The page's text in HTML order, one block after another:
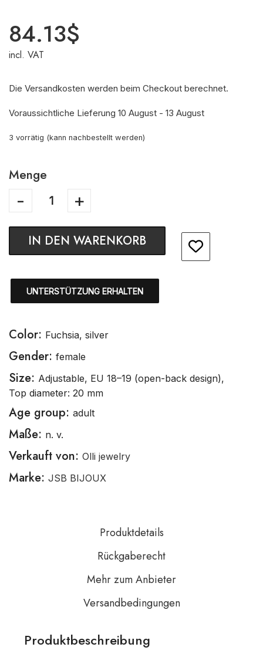
84.13$
incl. VAT
Die Versandkosten werden beim Checkout berechnet.
Voraussichtliche Lieferung 10 August - 13 August
3 vorrätig (kann nachbestellt werden)
Menge
IN DEN WARENKORB
UNTERSTÜTZUNG ERHALTEN
Color: Fuchsia, silver
Gender: female
Size: Adjustable, EU 18–19 (open-back design),
Top diameter: 20 mm
Age group: adult
Maße: n. v.
Verkauft von: Olli jewelry
Marke: JSB BIJOUX
Produktdetails
Rückgaberecht
Mehr zum Anbieter
Versandbedingungen
Produktbeschreibung